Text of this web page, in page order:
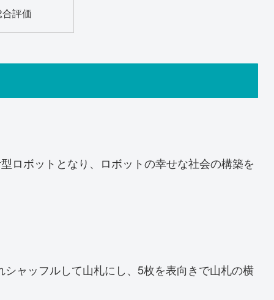
評価
ロボットとなり、ロボットの幸せな社会の構築を
ャッフルして山札にし、5枚を表向きで山札の横